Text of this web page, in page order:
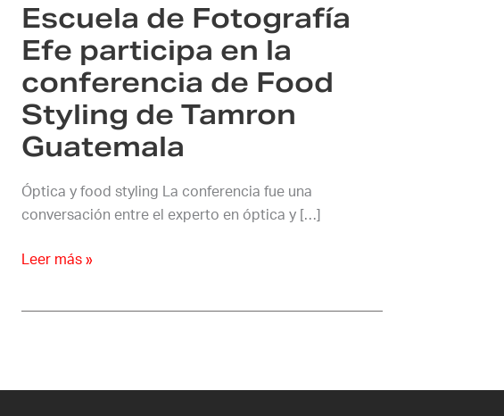
Escuela de Fotografía
Efe participa en la
conferencia de Food
Styling de Tamron
Guatemala
Óptica y food styling La conferencia fue una
conversación entre el experto en óptica y […]
de
Food
Styling
de
Tamron
Guatemala
Leer más »